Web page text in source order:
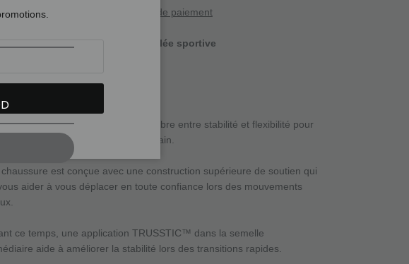
Plus de moyens de paiement
La foulée sportive
ROCKET™ 12 offre un bon équilibre entre stabilité et flexibilité pour
en toute confiance sur le terrain.
est conçue avec une construction supérieure de soutien qui
aider à vous déplacer en toute confiance lors des mouvements
ce temps, une application TRUSSTIC™ dans la semelle
aide à améliorer la stabilité lors des transitions rapides.